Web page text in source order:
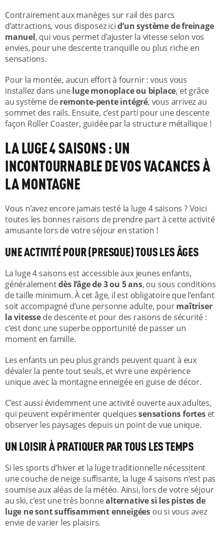
Contrairement aux manèges sur rail des parcs
d’attractions, vous disposez icid’un système de freinage
manuel, qui vous permet d’ajuster la vitesse selon vos
envies, pour une descente tranquille ou plus riche en
sensations.
Pour la montée, aucun effort à fournir : vous vous
installez dans uneluge monoplace ou biplace, et grâce
au système deremonte-pente intégré, vous arrivez au
sommet des rails. Ensuite, c’est parti pour une descente
façon Roller Coaster, guidée par la structure métallique !
LA LUGE 4 SAISONS : UN
INCONTOURNABLE DE VOS VACANCES À
LA MONTAGNE
Vous n’avez encore jamais testé la luge 4 saisons ? Voici
toutes les bonnes raisons de prendre part à cette activité
amusante lors de votre séjour en station !
UNE ACTIVITÉ POUR (PRESQUE) TOUS LES ÂGES
La luge 4 saisons est accessible aux jeunes enfants,
généralementdès l’âge de 3 ou 5 ans, ou sous conditions
de taille minimum. À cet âge, il est obligatoire que l’enfant
soit accompagné d’une personne adulte, pourmaîtriser
la vitesse de descente et pour des raisons de sécurité :
c’est donc une superbe opportunité de passer un
moment en famille.
Les enfants un peu plus grands peuvent quant à eux
dévaler la pente tout seuls, et vivre une expérience
unique avec la montagne enneigée en guise de décor.
C’est aussi évidemment une activité ouverte aux adultes,
qui peuvent expérimenter quelquessensations fortes et
observer les paysages depuis un point de vue unique.
UN LOISIR À PRATIQUER PAR TOUS LES TEMPS
Si les sports d’hiver et la luge traditionnelle nécessitent
une couche de neige suffisante, la luge 4 saisons n’est pas
soumise aux aléas de la météo. Ainsi, lors de votre séjour
au ski, c’est une très bonnealternative si les pistes de
luge ne sont suffisamment enneigées ou si vous avez
envie de varier les plaisirs.